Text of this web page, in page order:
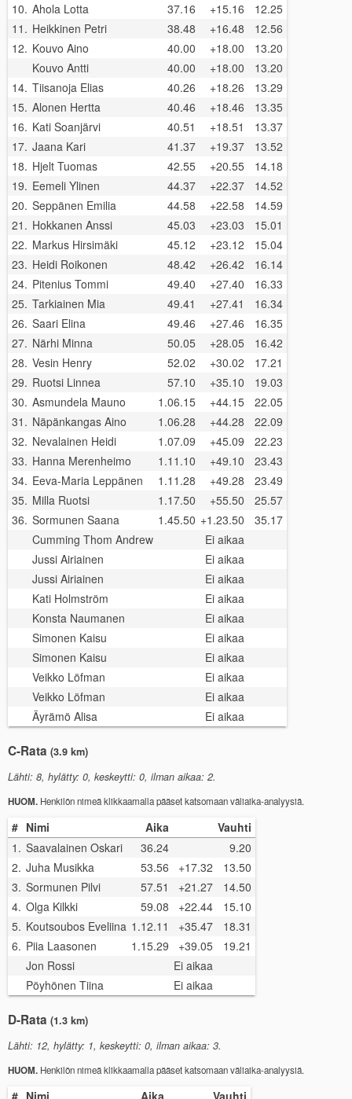
10. Ahola Lotta 37.16 +15.16
12.25
11. Heikkinen Petri 38.48 +16.48
12.56
12. Kouvo Aino 40.00 +18.00
13.20
Kouvo Antti
40.00 +18.00
13.20
14. Tiisanoja Elias 40.26 +18.26
13.29
15. Alonen Hertta 40.46 +18.46
13.35
16. Kati Soanjärvi 40.51 +18.51
13.37
17. Jaana Kari 41.37 +19.37
13.52
18. Hjelt Tuomas 42.55 +20.55
14.18
19. Eemeli Ylinen 44.37 +22.37
14.52
20. Seppänen Emilia 44.58 +22.58
14.59
21. Hokkanen Anssi 45.03 +23.03
15.01
22. Markus Hirsimäki 45.12 +23.12
15.04
23. Heidi Roikonen 48.42 +26.42
16.14
24. Pitenius Tommi 49.40 +27.40
16.33
25. Tarkiainen Mia 49.41 +27.41
16.34
26. Saari Elina 49.46 +27.46
16.35
27. Närhi Minna 50.05 +28.05
16.42
28. Vesin Henry 52.02 +30.02
17.21
29. Ruotsi Linnea 57.10 +35.10
19.03
30. Asmundela Mauno 1.06.15 +44.15
22.05
31. Näpänkangas Aino 1.06.28 +44.28
22.09
32. Nevalainen Heidi 1.07.09 +45.09
22.23
33. Hanna Merenheimo 1.11.10 +49.10
23.43
34. Eeva-Maria Leppänen 1.11.28 +49.28
23.49
35. Milla Ruotsi 1.17.50 +55.50
25.57
36. Sormunen Saana 1.45.50 +1.23.50
35.17
Cumming Thom Andrew
Ei aikaa
Jussi Airiainen
Ei aikaa
Jussi Airiainen
Ei aikaa
Kati Holmström
Ei aikaa
Konsta Naumanen
Ei aikaa
Simonen Kaisu
Ei aikaa
Simonen Kaisu
Ei aikaa
Veikko Löfman
Ei aikaa
Veikko Löfman
Ei aikaa
Äyrämö Alisa
Ei aikaa
C-Rata (3.9 km)
Lähti: 8, hylätty: 0, keskeytti: 0, ilman aikaa: 2.
HUOM. Henkilön nimeä klikkaamalla pääset katsomaan väliaika-analyysiä.
# Nimi Aika
Vauhti
1. Saavalainen Oskari 36.24
9.20
2. Juha Musikka 53.56 +17.32
13.50
3. Sormunen Pilvi 57.51 +21.27
14.50
4. Olga Kilkki 59.08 +22.44
15.10
5. Koutsoubos Eveliina 1.12.11 +35.47
18.31
6. Piia Laasonen 1.15.29 +39.05
19.21
Jon Rossi
Ei aikaa
Pöyhönen Tiina
Ei aikaa
D-Rata (1.3 km)
Lähti: 12, hylätty: 1, keskeytti: 0, ilman aikaa: 3.
HUOM. Henkilön nimeä klikkaamalla pääset katsomaan väliaika-analyysiä.
# Nimi Aika Vauhti